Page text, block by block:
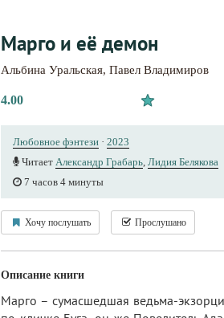
Марго и её демон
Альбина Уральская, Павел Владимиров
4.00
Любовное фэнтези · 2023
Читает Александр Грабарь, Лидия Белякова
7 часов 4 минуты
Хочу послушать Прослушано
Описание книги
Марго – сумасшедшая ведьма-